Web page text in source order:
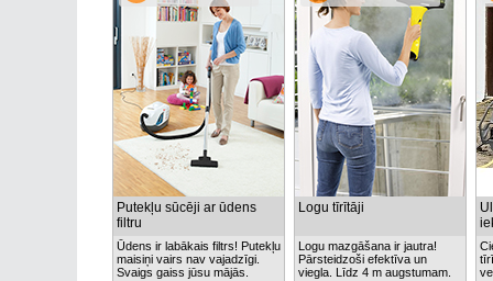
Putekļu sūcēji ar ūdens
filtru
Ūdens ir labākais filtrs! Putekļu
maisiņi vairs nav vajadzīgi.
Svaigs gaiss jūsu mājās.
Logu tīrītāji
Logu mazgāšana ir jautra!
Pārsteidzoši efektīva un
viegla. Līdz 4 m augstumam.